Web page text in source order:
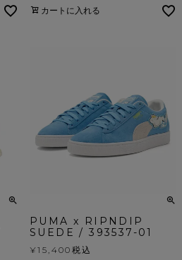
カートに入れる
PUMA x RIPNDIP
SUEDE / 393537-01
¥15,400 税込